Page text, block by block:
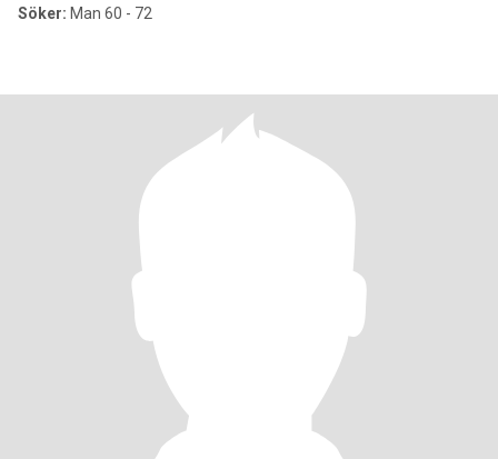
Söker: Man 60 - 72